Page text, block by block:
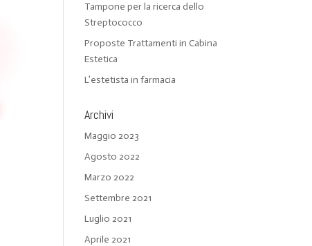
Tampone per la ricerca dello
Streptococco
Proposte Trattamenti in Cabina
Estetica
L’estetista in farmacia
Archivi
Maggio 2023
Agosto 2022
Marzo 2022
Settembre 2021
Luglio 2021
Aprile 2021